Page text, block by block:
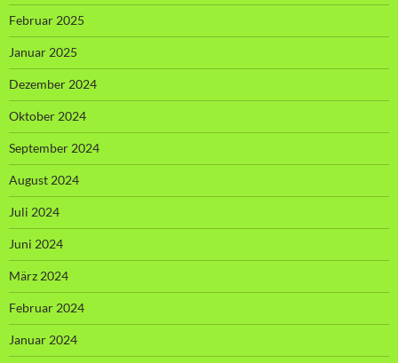
Februar 2025
Januar 2025
Dezember 2024
Oktober 2024
September 2024
August 2024
Juli 2024
Juni 2024
März 2024
Februar 2024
Januar 2024